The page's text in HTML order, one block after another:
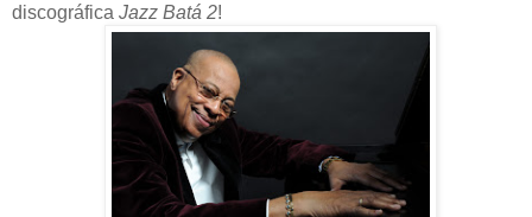
discográfica Jazz Batá 2!